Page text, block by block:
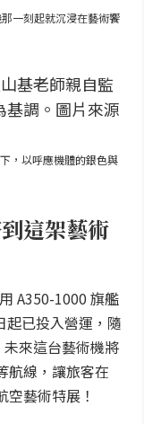
一刻起就沉浸在藝術饗
，以呼應機體的銀色與
這架藝術
A350-1000 旗艦
起已投入營運，隨
來這台藝術機將
航線，讓旅客在
藝術特展！